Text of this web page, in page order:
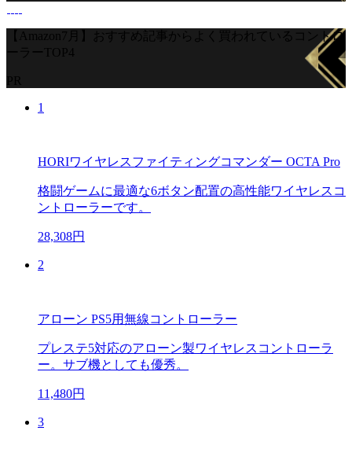
【Amazon7月】おすすめ記事からよく買われているコントロ
ーラーTOP4
PR
1
HORIワイヤレスファイティングコマンダー OCTA Pro
格闘ゲームに最適な6ボタン配置の高性能ワイヤレスコ
ントローラーです。
28,308円
2
アローン PS5用無線コントローラー
プレステ5対応のアローン製ワイヤレスコントローラ
ー。サブ機としても優秀。
11,480円
3